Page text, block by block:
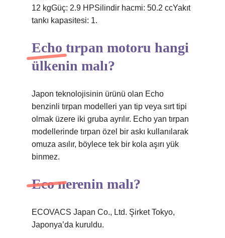
12 kgGüç: 2.9 HPSilindir hacmi: 50.2 ccYakıt
tankı kapasitesi: 1.
Echo tırpan motoru hangi
ülkenin malı?
Japon teknolojisinin ürünü olan Echo
benzinli tırpan modelleri yan tip veya sırt tipi
olmak üzere iki gruba ayrılır. Echo yan tırpan
modellerinde tırpan özel bir askı kullanılarak
omuza asılır, böylece tek bir kola aşırı yük
binmez.
Eco nerenin malı?
ECOVACS Japan Co., Ltd. Şirket Tokyo,
Japonya’da kuruldu.